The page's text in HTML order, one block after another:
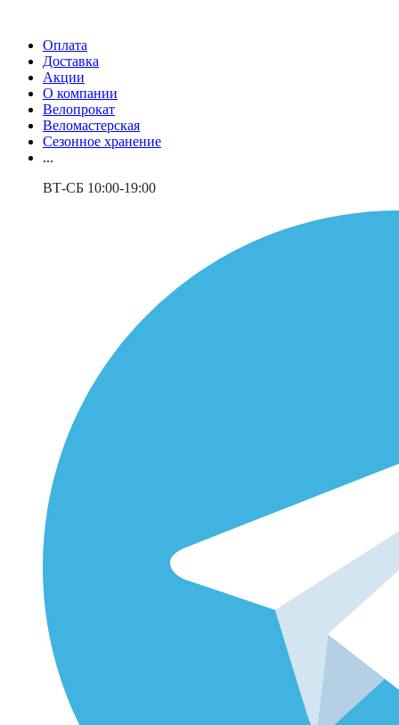
Оплата
Доставка
Акции
О компании
Велопрокат
Веломастерская
Сезонное хранение
...
ВТ-СБ 10:00-19:00